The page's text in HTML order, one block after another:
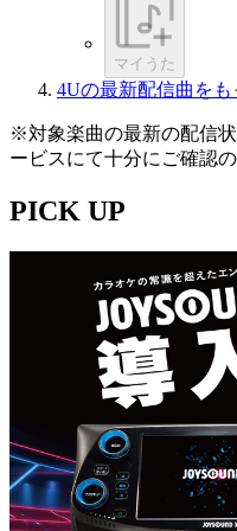
マイうた
4Uの最新配信曲をも
※対象楽曲の最新の配信
ービスにて十分にご確認
PICK UP